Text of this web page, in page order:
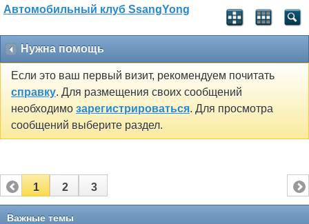
Автомобильный клуб SsangYong
Нужна помощь
Если это ваш первый визит, рекомендуем почитать
справку. Для размещения своих сообщений
необходимо зарегистрироваться. Для просмотра
сообщений выберите раздел.
1 2 3
Важные темы